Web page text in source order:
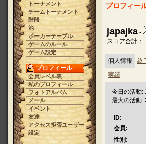
トーナメント
チームトーナメント
階段
池
ポーカーテーブル
ゲームのルール
ゲーム設定
プロフィール
会員レベル表
私のプロフィール
フォトアルバム
メール
イベント
友達
アクセス拒否ユーザー
設定
プロフィー
japajka -
スコア合計
個人情報 終
実績
今日の活動:
最大の活動:
ID:
会員:
性別: